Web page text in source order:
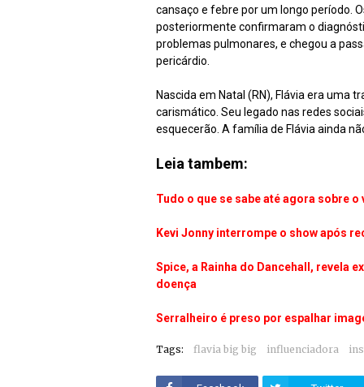
cansaço e febre por um longo período.
posteriormente confirmaram o
problemas pulmonares, e chegou a
pericárdio.
Nascida em Natal (RN), Flávia era uma
carismático. Seu legado nas redes
esquecerão. A família de Flávia ainda
Leia tambem:
Tudo o que se sabe até agora sobre
Kevi Jonny interrompe o show após
Spice, a Rainha do Dancehall, revela
doença
Serralheiro é preso por espalhar
Tags: flavia big big influenciadora